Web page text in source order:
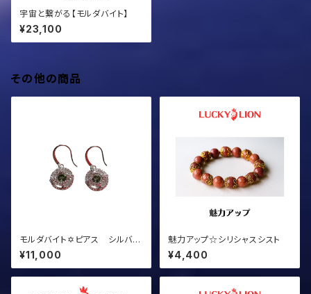
宇宙と繋がる【モルダバイト】
¥23,100
その他の商品
モルダバイト✡ピアス シルバー
加工
¥11,000
魅力アップ☆シリシャスシスト
¥4,400